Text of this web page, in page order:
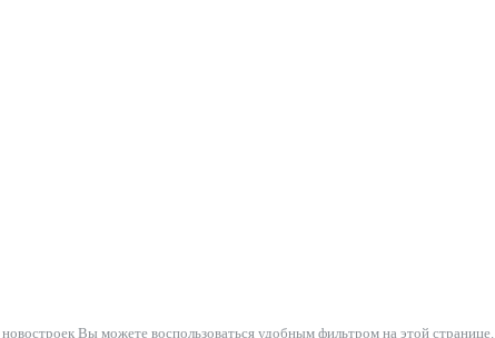
Вы можете воспользоваться удобным фильтром на этой странице.